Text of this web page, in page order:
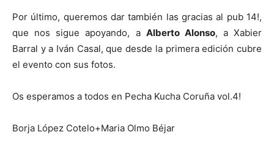
Por último, queremos dar también las gracias al pub 14!,
que nos sigue apoyando, a Alberto Alonso, a Xabier
Barral y a Iván Casal, que desde la primera edición cubre
el evento con sus fotos.
Os esperamos a todos en Pecha Kucha Coruña vol.4!
Borja López Cotelo+Maria Olmo Béjar